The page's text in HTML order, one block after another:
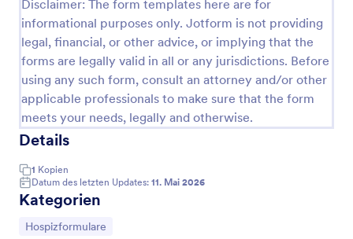
Disclaimer: The form templates here are for
informational purposes only. Jotform is not providing
legal, financial, or other advice, or implying that the
forms are legally valid in all or any jurisdictions. Before
using any such form, consult an attorney and/or other
applicable professionals to make sure that the form
meets your needs, legally and otherwise.
Details
1 Kopien
Datum des letzten Updates: 11. Mai 2026
Kategorien
Zur Kategorie:
Hospizformulare
Vorlage verwenden
Vorschau